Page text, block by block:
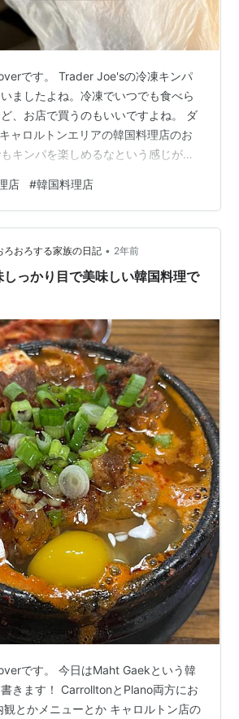
です。 Trader Joe'sの冷凍キンパ
ましたよね。冷凍でいつでも食べら
、お店で買うのもいいですよね。 ダ
ャロルトンエリアの韓国料理店のお
キンパを楽しめるなという感じがし
お店 4.5ドル～で買えます！ まとめ
専門店 特に、キャロルトンのhmartの
キンパ専門店があります。 Baro
お店なんですが、ここ、前もK-town
店 #韓国料理店
ろおろする家族の日記 • 2年前
っかり目で美味しい韓国料理で
です。 今日はMaht Gaekという韓
きます！ CarrolltonとPlano両方にお
観とかメニューとか キャロルトン店の